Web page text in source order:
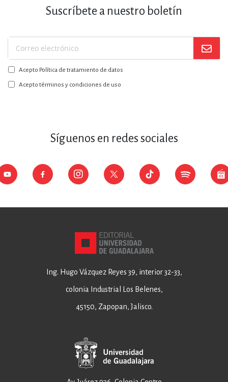
Suscríbete a nuestro boletín
Suscríbase
a
nuestro
boletín:
Acepto Política de tratamiento de datos
Acepto términos y condiciones de uso
Síguenos en redes sociales
Ing. Hugo Vázquez Reyes 39, interior 32-33,
colonia Industrial Los Belenes,
45150, Zapopan, Jalisco.